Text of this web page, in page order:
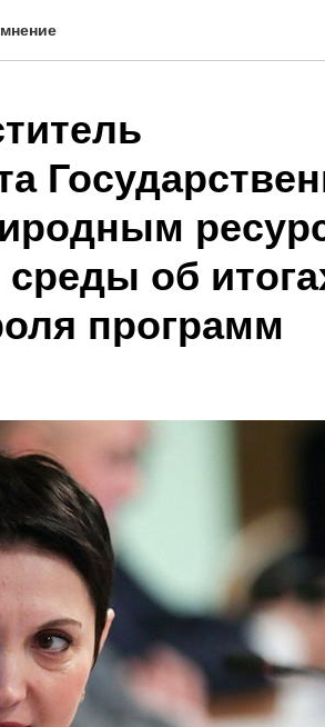
об
программ